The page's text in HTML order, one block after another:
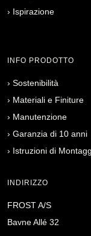
› Ispirazione
INFO PRODOTTO
› Sostenibilità
› Materiali e Finiture
› Manutenzione
› Garanzia di 10 anni
› Istruzioni di
INDIRIZZO
FROST A/S
Bavne Allé 32